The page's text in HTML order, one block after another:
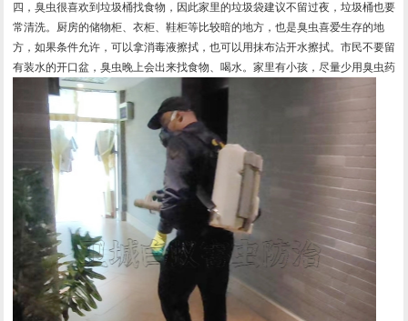
四，臭虫很喜欢到垃圾桶找食物，因此家里的垃圾袋建议不留过夜，垃圾桶也要
常清洗。厨房的储物柜、衣柜、鞋柜等比较暗的地方，也是臭虫喜爱生存的地
方，如果条件允许，可以拿消毒液擦拭，也可以用抹布沾开水擦拭。市民不要留
有装水的开口盆，臭虫晚上会出来找食物、喝水。家里有小孩，尽量少用臭虫药